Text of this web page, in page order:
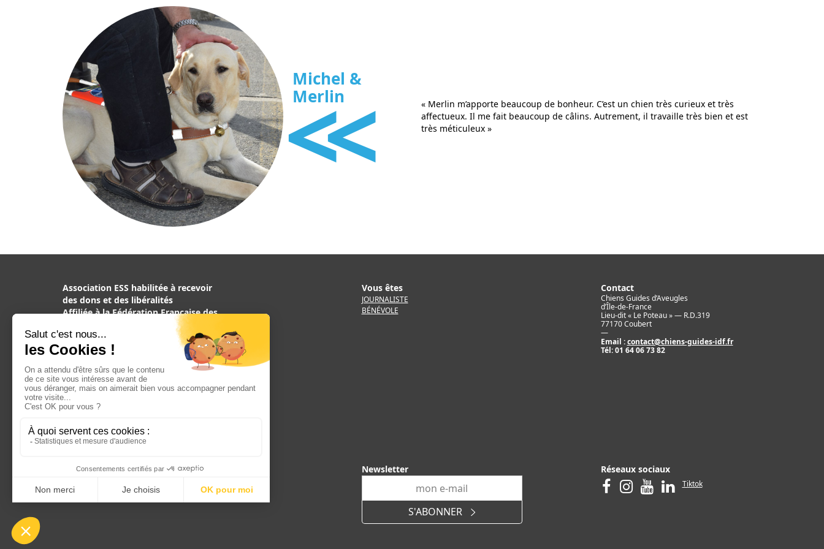
Michel &
Merlin
<<
« Merlin m’apporte beaucoup de bonheur. C’est un chien très curieux et très
affectueux. Il me fait beaucoup de câlins. Autrement, il travaille très bien et est
très méticuleux »
Association ESS habilitée à recevoir
des dons et des libéralités
Affiliée à la Fédération Française des
Associations de Chiens guides
d’aveugles, reconnue d’utilité
publique
Vous êtes
JOURNALISTE
BÉNÉVOLE
Contact
Chiens Guides d’Aveugles
d’Île-de-France
Lieu-dit « Le Poteau » — R.D.319
77170 Coubert
—
Email : contact@chiens-guides-idf.fr
Tél: 01 64 06 73 82
Mentions légales
©2017 Chiens Guides d’Aveugles d’IDF
Newsletter
m
i
S'ABONNER
Réseaux sociaux
Tiktok